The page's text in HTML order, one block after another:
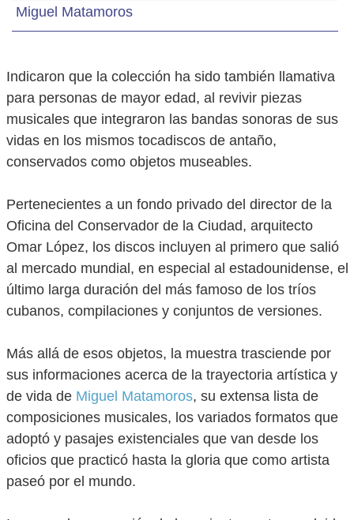
Miguel Matamoros
Indicaron que la colección ha sido también llamativa
para personas de mayor edad, al revivir piezas
musicales que integraron las bandas sonoras de sus
vidas en los mismos tocadiscos de antaño,
conservados como objetos museables.
Pertenecientes a un fondo privado del director de la
Oficina del Conservador de la Ciudad, arquitecto
Omar López, los discos incluyen al primero que salió
al mercado mundial, en especial al estadounidense, el
último larga duración del más famoso de los tríos
cubanos, compilaciones y conjuntos de versiones.
Más allá de esos objetos, la muestra trasciende por
sus informaciones acerca de la trayectoria artística y
de vida de Miguel Matamoros, su extensa lista de
composiciones musicales, los variados formatos que
adoptó y pasajes existenciales que van desde los
oficios que practicó hasta la gloria que como artista
paseó por el mundo.